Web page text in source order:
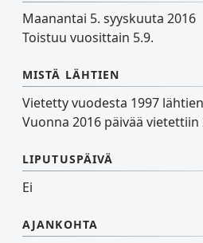
Maanantai 5. syyskuuta 2016
Toistuu vuosittain 5.9.
MISTÄ LÄHTIEN
Vietetty vuodesta 1997
Vuonna 2016 päivää vietettiin
LIPUTUSPÄIVÄ
Ei
AJANKOHTA